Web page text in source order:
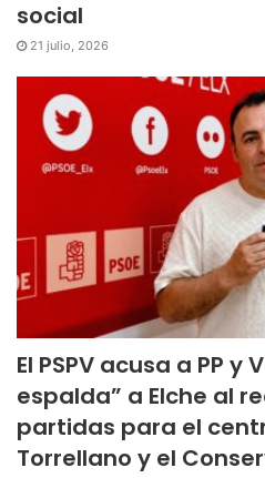
social
21 julio, 2026
El PSPV acusa a PP y
espalda” a Elche al
partidas para el
Torrellano y el